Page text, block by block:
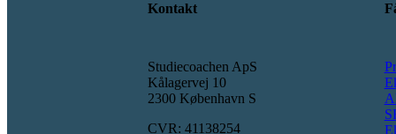
Kontakt
Studiecoachen ApS
Kålagervej 10
2300 København S
CVR: 41138254